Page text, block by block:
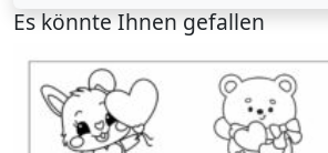
Es könnte Ihnen gefallen